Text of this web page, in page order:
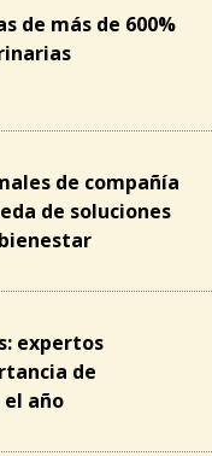
de más de 600%
de compañía
de soluciones
expertos
de
año